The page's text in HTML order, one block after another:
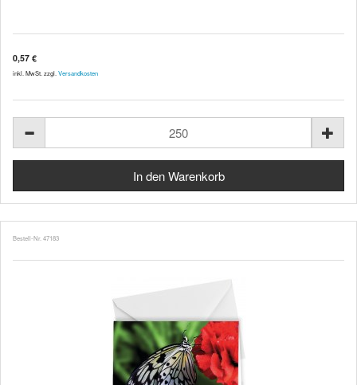
0,57 €
inkl. MwSt. zzgl. Versandkosten
Bestell-Nr. 47183